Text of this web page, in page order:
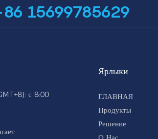
15699785629
с 8:00
Ярлыки
ГЛАВНАЯ
Продукты
Решение
О Нас